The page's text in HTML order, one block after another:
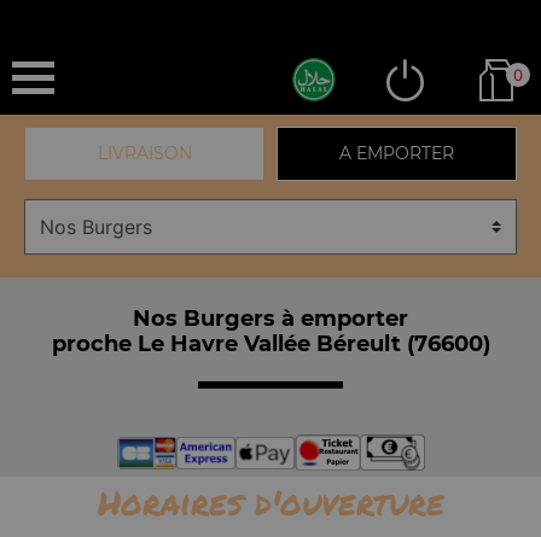
0
LIVRAISON A EMPORTER
Nos Burgers à emporter
proche Le Havre Vallée Béreult (76600)
Horaires d'ouverture